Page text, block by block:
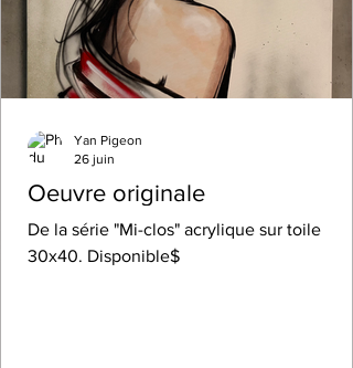
Oeuvre originale
De la série "Mi-clos" acrylique sur toile
30x40. Disponible$
Yan Pigeon
26 juin